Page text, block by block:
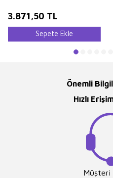
3.871,50 TL
Sepete Ekle
Önemli
Hızlı
Müşteri